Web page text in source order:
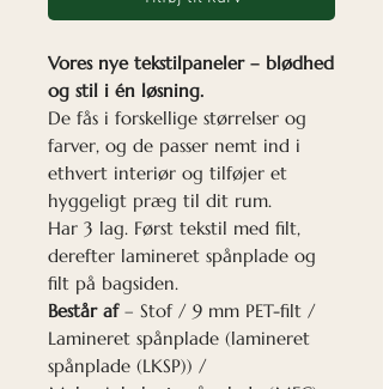
Vores nye tekstilpaneler – blødhed
og stil i én løsning.
De fås i forskellige størrelser og
farver, og de passer nemt ind i
ethvert interiør og tilføjer et
hyggeligt præg til dit rum.
Har 3 lag. Først tekstil med filt,
derefter lamineret spånplade og
filt på bagsiden.
Består af– Stof / 9 mm PET-filt /
Lamineret spånplade (lamineret
spånplade (LKSP)) /